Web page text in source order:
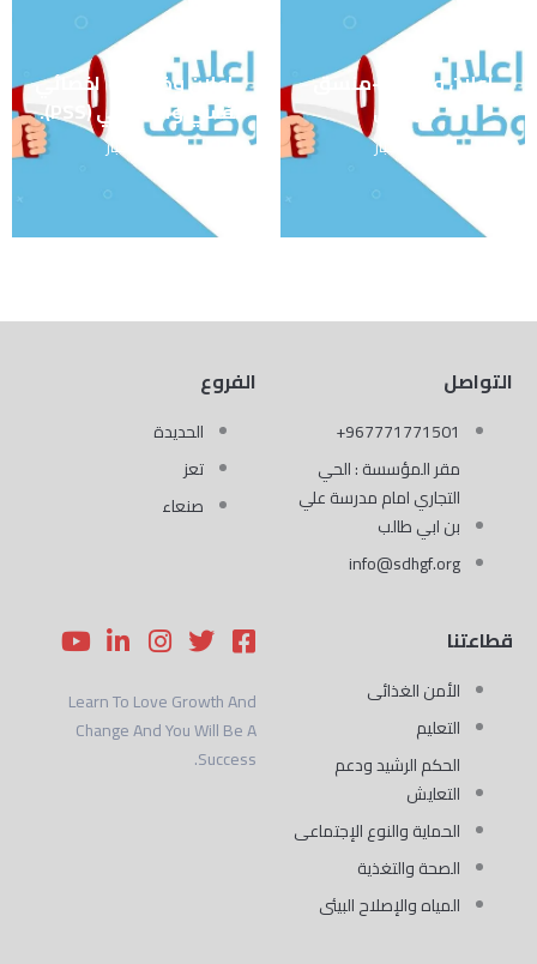
اعلان وظيفة -منسق
ميداني
آخر الأخبار
اعلان وظيفة – اخصائي
نفسي واجتماعي (PSS).
آخر الأخبار
التواصل
967771771501+
مقر المؤسسة : الحي
التجاري امام مدرسة علي
بن ابي طالب
info@sdhgf.org
الفروع
الحديدة
تعز
صنعاء
قطاعتنا
الأمن الغذائى
التعليم
الحكم الرشيد ودعم
التعايش
الحماية والنوع الإجتماعى
الصحة والتغذية
المياه والإصلاح البيئى
F
a
c
e
b
o
T
w
i
t
t
e
I
n
s
t
a
L
i
n
k
e
Y
o
u
t
u
Learn To Love Growth And
Change And You Will Be A
Success.